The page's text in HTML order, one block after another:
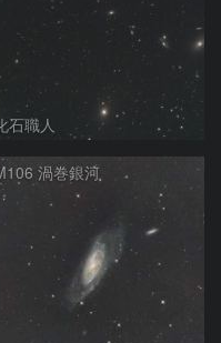
石職人
渦巻銀河